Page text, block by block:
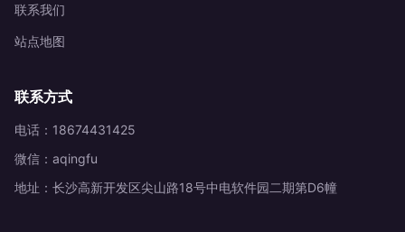
联系我们
站点地图
联系方式
电话：18674431425
微信：aqingfu
地址：长沙高新开发区尖山路18号中电软件园二期第D6幢